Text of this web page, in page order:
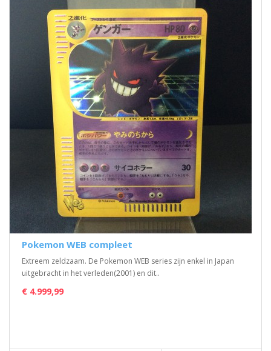
Pokemon WEB compleet
Extreem zeldzaam. De Pokemon WEB series zijn enkel in Japan
uitgebracht in het verleden(2001) en dit..
€ 4.999,99